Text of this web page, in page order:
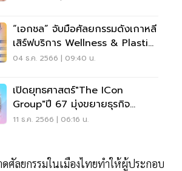
“เอกชล” จับมือศัลยกรรมดังเกาหลี
เสิร์ฟบริการ Wellness & Plastic
Surgery
04 ธ.ค. 2566 | 09:40 น.
เปิดยุทธศาสตร์"The ICon
Group"ปี 67 มุ่งขยายธุรกิจ
Wellness รับนโยบายรัฐ
11 ธ.ค. 2566 | 06:16 น.
ดศัลยกรรมในเมืองไทยทำให้ผู้ประกอบ